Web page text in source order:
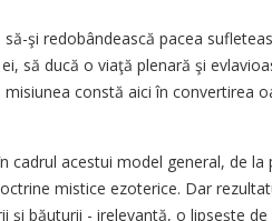
şi redobândească pacea
să ducă o viaţă plenară şi
constă aici în convertirea
cadrul acestui model general, de la
mistice ezoterice. Dar
şi băuturii - irelevantă, o lipseşte